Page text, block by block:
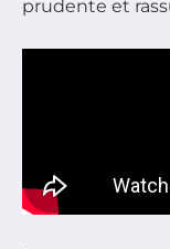
prudente et